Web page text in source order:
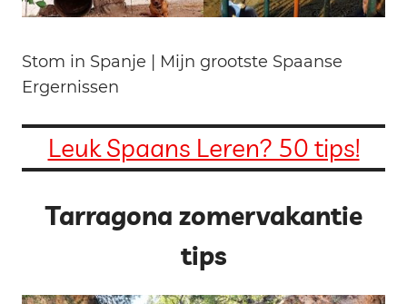
Stom in Spanje | Mijn grootste Spaanse
Ergernissen
Leuk Spaans Leren? 50 tips!
Tarragona zomervakantie
tips